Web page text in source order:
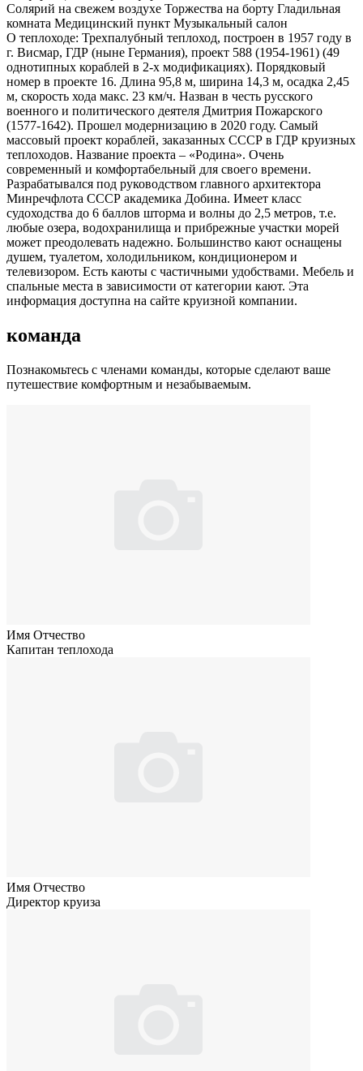
Солярий на свежем воздухе Торжества на борту Гладильная
комната Медицинский пункт Музыкальный салон
О теплоходе: Трехпалубный теплоход, построен в 1957 году в
г. Висмар, ГДР (ныне Германия), проект 588 (1954-1961) (49
однотипных кораблей в 2-х модификациях). Порядковый
номер в проекте 16. Длина 95,8 м, ширина 14,3 м, осадка 2,45
м, скорость хода макс. 23 км/ч. Назван в честь русского
военного и политического деятеля Дмитрия Пожарского
(1577-1642). Прошел модернизацию в 2020 году. Самый
массовый проект кораблей, заказанных СССР в ГДР круизных
теплоходов. Название проекта – «Родина». Очень
современный и комфортабельный для своего времени.
Разрабатывался под руководством главного архитектора
Минречфлота СССР академика Добина. Имеет класс
судоходства до 6 баллов шторма и волны до 2,5 метров, т.е.
любые озера, водохранилища и прибрежные участки морей
может преодолевать надежно. Большинство кают оснащены
душем, туалетом, холодильником, кондиционером и
телевизором. Есть каюты с частичными удобствами. Мебель и
спальные места в зависимости от категории кают. Эта
информация доступна на сайте круизной компании.
команда
Познакомьтесь с членами команды, которые сделают ваше
путешествие комфортным и незабываемым.
Имя Отчество
Капитан теплохода
Имя Отчество
Директор круиза